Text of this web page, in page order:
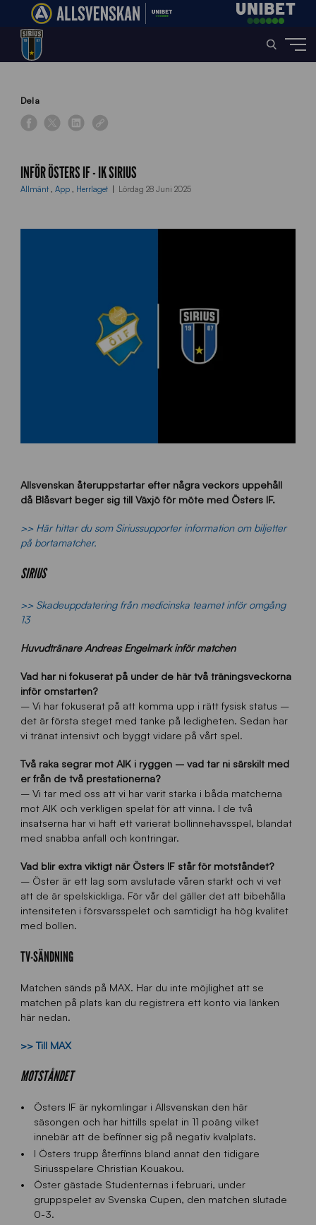
Home»
Dela
INFÖR ÖSTERS IF - IK SIRIUS
Allmänt , App , Herrlaget Lördag 28 Juni 2025
Allsvenskan återuppstartar efter några veckors uppehåll
då Blåsvart beger sig till Växjö för möte med Östers IF.
>> Här hittar du som Siriussupporter information om biljetter
på bortamatcher.
SIRIUS
>> Skadeuppdatering från medicinska teamet inför omgång
13
Huvudtränare Andreas Engelmark inför matchen
Vad har ni fokuserat på under de här två träningsveckorna
inför omstarten?
– Vi har fokuserat på att komma upp i rätt fysisk status –
det är första steget med tanke på ledigheten. Sedan har
vi tränat intensivt och byggt vidare på vårt spel.
Två raka segrar mot AIK i ryggen – vad tar ni särskilt med
er från de två prestationerna?
– Vi tar med oss att vi har varit starka i båda matcherna
mot AIK och verkligen spelat för att vinna. I de två
insatserna har vi haft ett varierat bollinnehavsspel, blandat
med snabba anfall och kontringar.
Vad blir extra viktigt när Östers IF står för motståndet?
– Öster är ett lag som avslutade våren starkt och vi vet
att de är spelskickliga. För vår del gäller det att bibehålla
intensiteten i försvarsspelet och samtidigt ha hög kvalitet
med bollen.
TV-SÄNDNING
Matchen sänds på MAX. Har du inte möjlighet att se
matchen på plats kan du registrera ett konto via länken
här nedan.
>> Till MAX
MOTSTÅNDET
Östers IF är nykomlingar i Allsvenskan den här
säsongen och har hittills spelat in 11 poäng vilket
innebär att de befinner sig på negativ kvalplats.
I Östers trupp återfinns bland annat den tidigare
Siriusspelare Christian Kouakou.
Öster gästade Studenternas i februari, under
gruppspelet av Svenska Cupen, den matchen slutade
0-3.